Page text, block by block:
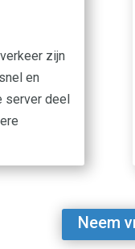
zijn
en
deel
Neem